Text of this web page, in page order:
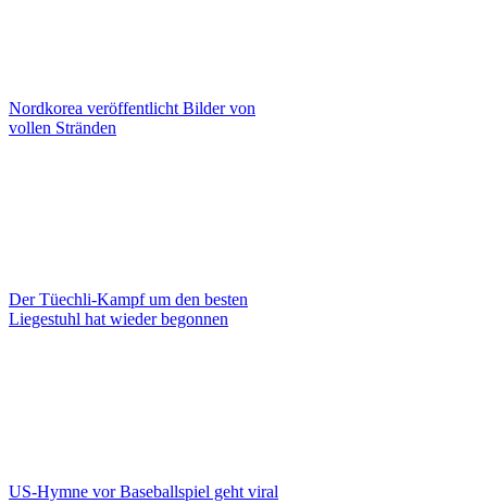
Nordkorea veröffentlicht Bilder von
vollen Stränden
Der Tüechli-Kampf um den besten
Liegestuhl hat wieder begonnen
US-Hymne vor Baseballspiel geht viral